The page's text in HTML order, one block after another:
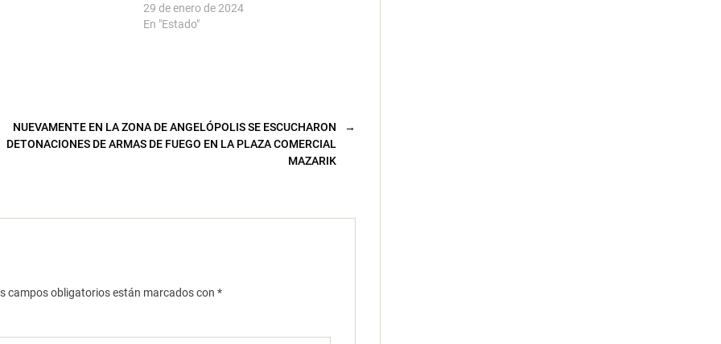
29 de enero de 2024
En "Estado"
→
NUEVAMENTE EN LA ZONA DE ANGELÓPOLIS SE ESCUCHARON
DETONACIONES DE ARMAS DE FUEGO EN LA PLAZA COMERCIAL
MAZARIK
campos obligatorios están marcados con *